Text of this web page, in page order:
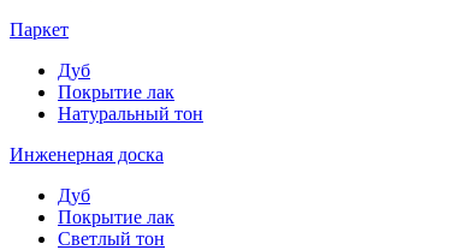
Паркет
Дуб
Покрытие лак
Натуральный тон
Инженерная доска
Дуб
Покрытие лак
Светлый тон